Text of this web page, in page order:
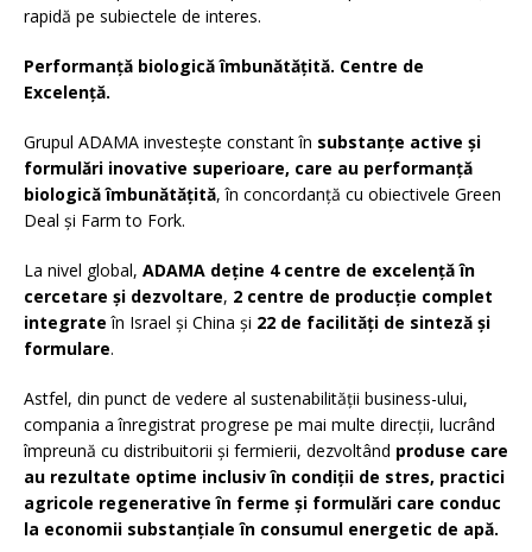
rapidă pe subiectele de interes.
Performanță biologică îmbunătățită. Centre de
Excelență.
Grupul ADAMA investește constant în substanțe active și
formulări inovative superioare, care au performanță
biologică îmbunătățită, în concordanță cu obiectivele Green
Deal și Farm to Fork.
La nivel global, ADAMA deține 4 centre de excelență în
cercetare și dezvoltare, 2 centre de producție complet
integrate în Israel și China și 22 de facilități de sinteză și
formulare.
Astfel, din punct de vedere al sustenabilității business-ului,
compania a înregistrat progrese pe mai multe direcții, lucrând
împreună cu distribuitorii și fermierii, dezvoltând produse care
au rezultate optime inclusiv în condiții de stres, practici
agricole regenerative în ferme și formulări care conduc
la economii substanțiale în consumul energetic de apă.